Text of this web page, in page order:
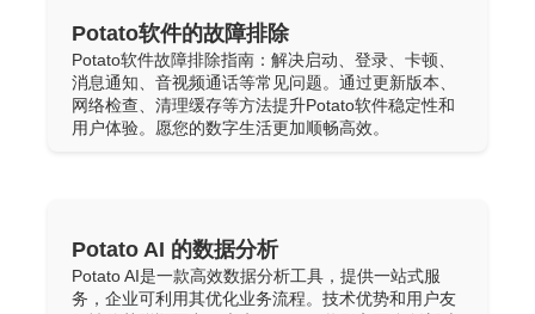
Potato软件的故障排除
Potato软件故障排除指南：解决启动、登录、卡顿、
消息通知、音视频通话等常见问题。通过更新版本、
网络检查、清理缓存等方法提升Potato软件稳定性和
用户体验。愿您的数字生活更加顺畅高效。
Potato AI 的数据分析
Potato AI是一款高效数据分析工具，提供一站式服
务，企业可利用其优化业务流程。技术优势和用户友